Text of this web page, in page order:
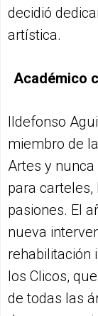
decidió
artística.
Académico
Ildefonso
miembro de
Artes y
para
pasiones. El
nueva
rehabilitación
los Clicos,
de todas las